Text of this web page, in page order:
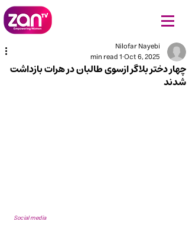
چهار دختر بلاگر ازسوی طالبان در هرات بازداشت
شدند
Nilofar Nayebi
Oct 6, 2025
1 min read
Social media